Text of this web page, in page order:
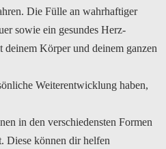
Die Fülle an wahrhaftiger
sowie ein gesundes Herz-
deinem Körper und deinem ganzen
Weiterentwicklung haben,
in den verschiedensten Formen
Diese können dir helfen